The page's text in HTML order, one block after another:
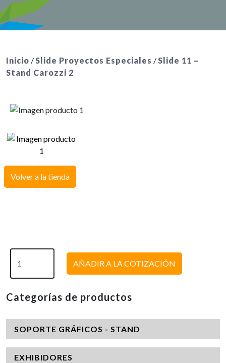
Inicio /Slide Proyectos Especiales /Slide 11 –
Stand Carozzi 2
Volver a la tienda
AÑADIR A LA COTIZACIÓN
Categorías de productos
SOPORTE GRÁFICOS - STAND
EXHIBIDORES